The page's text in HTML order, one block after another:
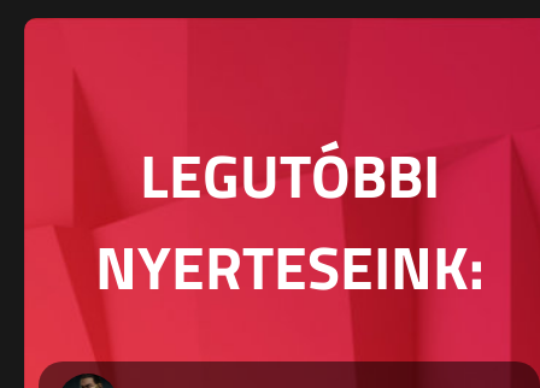
LEGUTÓBBI
NYERTESEINK: